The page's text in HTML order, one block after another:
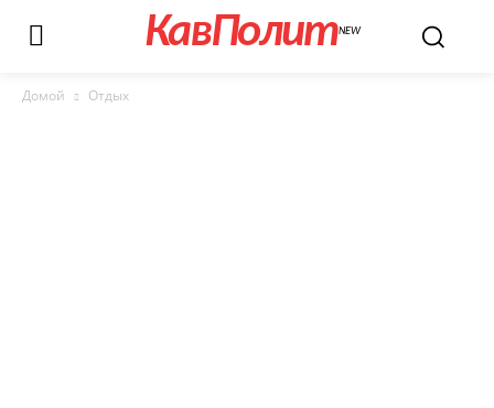
КавПолитNEW
Домой Отдых